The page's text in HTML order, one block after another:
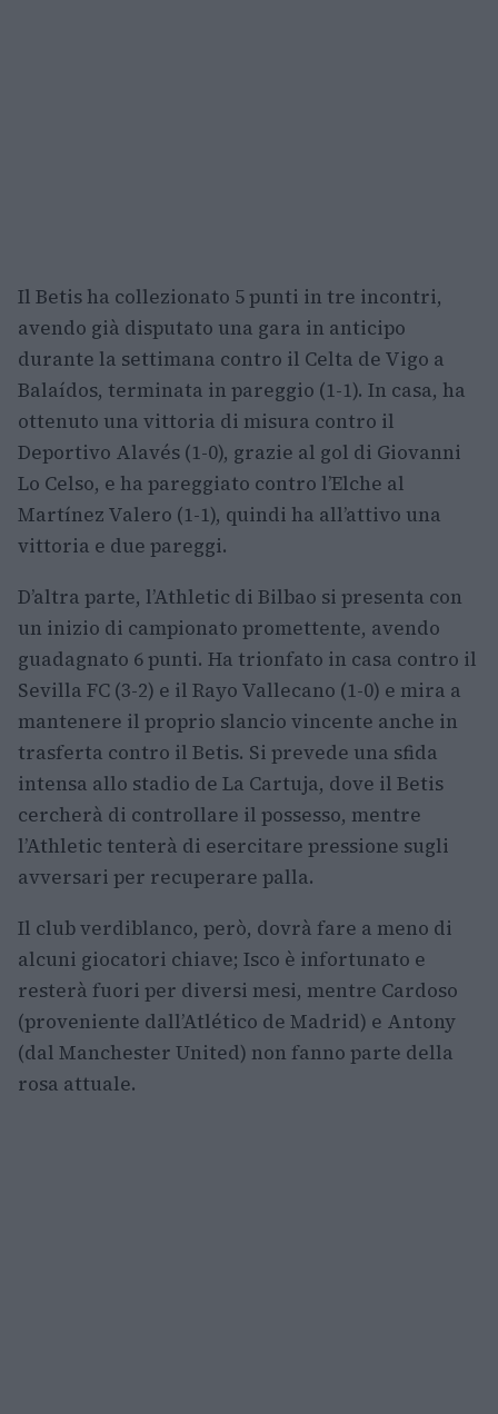
Il Betis ha collezionato 5 punti in tre incontri,
avendo già disputato una gara in anticipo
durante la settimana contro il Celta de Vigo a
Balaídos, terminata in pareggio (1-1). In casa, ha
ottenuto una vittoria di misura contro il
Deportivo Alavés (1-0), grazie al gol di Giovanni
Lo Celso, e ha pareggiato contro l’Elche al
Martínez Valero (1-1), quindi ha all’attivo una
vittoria e due pareggi.
D’altra parte, l’Athletic di Bilbao si presenta con
un inizio di campionato promettente, avendo
guadagnato 6 punti. Ha trionfato in casa contro il
Sevilla FC (3-2) e il Rayo Vallecano (1-0) e mira a
mantenere il proprio slancio vincente anche in
trasferta contro il Betis. Si prevede una sfida
intensa allo stadio de La Cartuja, dove il Betis
cercherà di controllare il possesso, mentre
l’Athletic tenterà di esercitare pressione sugli
avversari per recuperare palla.
Il club verdiblanco, però, dovrà fare a meno di
alcuni giocatori chiave; Isco è infortunato e
resterà fuori per diversi mesi, mentre Cardoso
(proveniente dall’Atlético de Madrid) e Antony
(dal Manchester United) non fanno parte della
rosa attuale.